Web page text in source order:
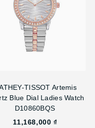
TISSOT Artemis
Blue Dial Ladies Watch
D10860BQS
11,168,000 ₫